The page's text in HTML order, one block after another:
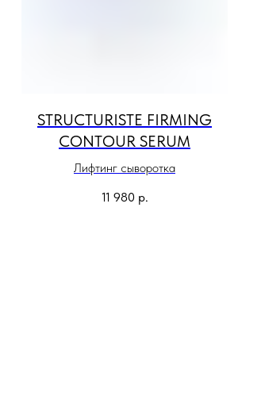
STRUCTURISTE FIRMING
CONTOUR SERUM
Лифтинг сыворотка
11 980 р.